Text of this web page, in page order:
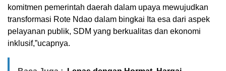
komitmen pemerintah daerah dalam upaya mewujudkan
transformasi Rote Ndao dalam bingkai Ita esa dari aspek
pelayanan publik, SDM yang berkualitas dan ekonomi
inklusif,”ucapnya.